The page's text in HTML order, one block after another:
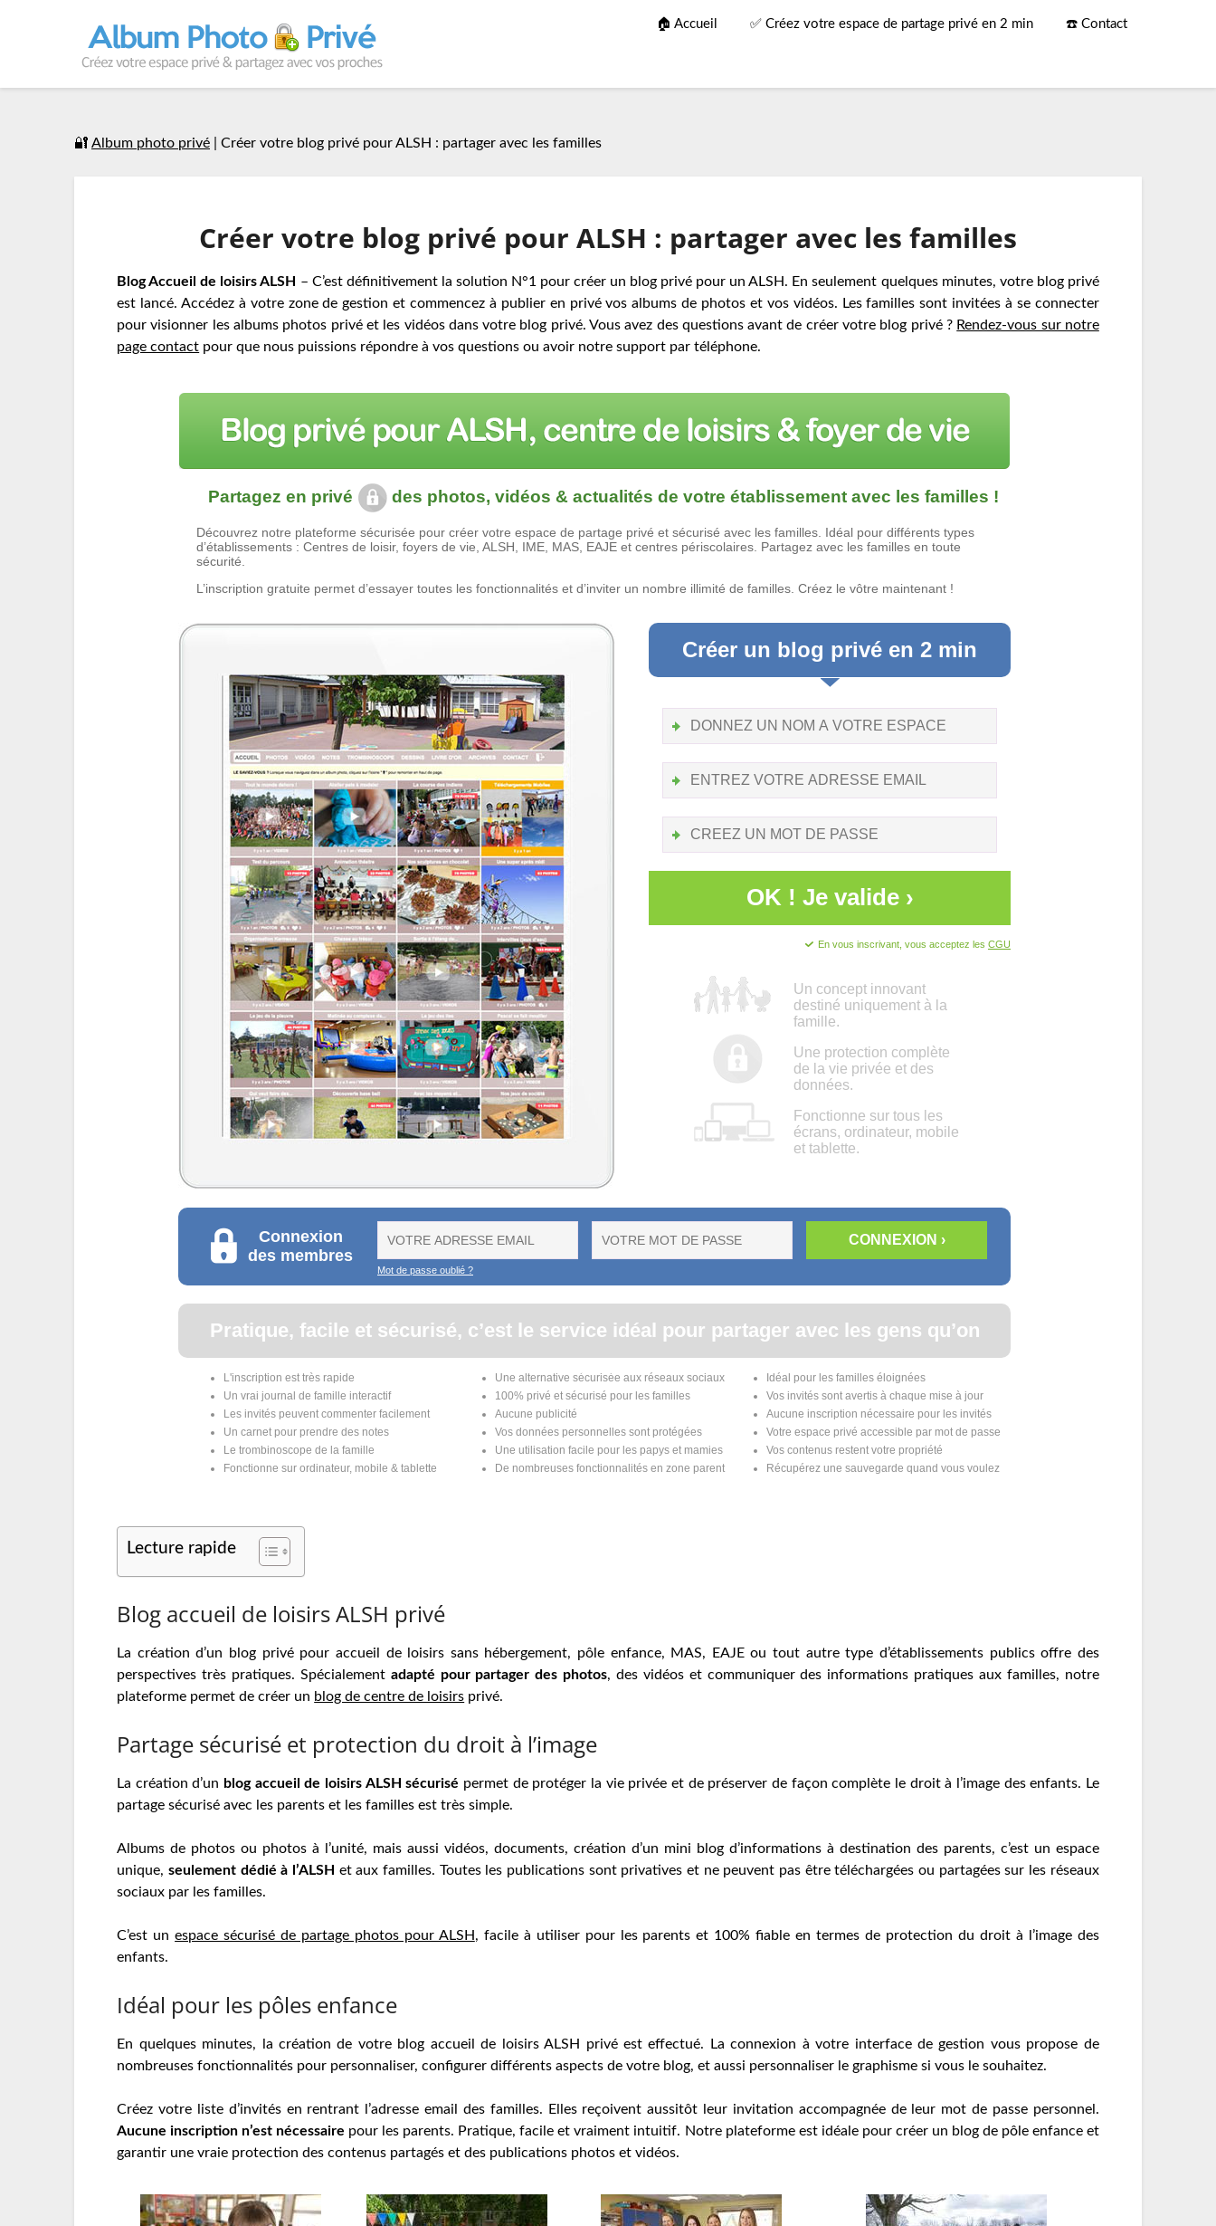
🏠 Accueil ✅ Créez votre espace de partage privé en 2 min ☎️ Contact
🔐 Album photo privé Créer votre blog privé pour ALSH : partager avec les familles
Créer votre blog privé pour ALSH : partager avec les familles
Blog Accueil de loisirs ALSH – C’est définitivement la solution N°1 pour créer un blog privé pour un ALSH. En seulement quelques minutes, votre blog privé
est lancé. Accédez à votre zone de gestion et commencez à publier en privé vos albums de photos et vos vidéos. Les familles sont invitées à se connecter
pour visionner les albums photos privé et les vidéos dans votre blog privé. Vous avez des questions avant de créer votre blog privé ? Rendez-vous sur notre
page contact pour que nous puissions répondre à vos questions ou avoir notre support par téléphone.
Lecture rapide
Blog accueil de loisirs ALSH privé
La création d’un blog privé pour accueil de loisirs sans hébergement, pôle enfance, MAS, EAJE ou tout autre type d’établissements publics offre des
perspectives très pratiques. Spécialement adapté pour partager des photos, des vidéos et communiquer des informations pratiques aux familles, notre
plateforme permet de créer un blog de centre de loisirs privé.
Partage sécurisé et protection du droit à l’image
La création d’un blog accueil de loisirs ALSH sécurisé permet de protéger la vie privée et de préserver de façon complète le droit à l’image des enfants. Le
partage sécurisé avec les parents et les familles est très simple.
Albums de photos ou photos à l’unité, mais aussi vidéos, documents, création d’un mini blog d’informations à destination des parents, c’est un espace
unique, seulement dédié à l’ALSH et aux familles. Toutes les publications sont privatives et ne peuvent pas être téléchargées ou partagées sur les réseaux
sociaux par les familles.
C’est unespace sécurisé de partage photos pour ALSH, facile à utiliser pour les parents et 100% fiable en termes de protection du droit à l’image des
enfants.
Idéal pour les pôles enfance
En quelques minutes, la création de votre blog accueil de loisirs ALSH privé est effectué. La connexion à votre interface de gestion vous propose de
nombreuses fonctionnalités pour personnaliser, configurer différents aspects de votre blog, et aussi personnaliser le graphisme si vous le souhaitez.
Créez votre liste d’invités en rentrant l’adresse email des familles. Elles reçoivent aussitôt leur invitation accompagnée de leur mot de passe personnel.
Aucune inscription n’est nécessaire pour les parents. Pratique, facile et vraiment intuitif. Notre plateforme est idéale pour créer un blog de pôle enfance et
garantir une vraie protection des contenus partagés et des publications photos et vidéos.